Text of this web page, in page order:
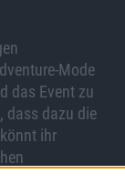
Mode
das Event zu
dass dazu die
ihr